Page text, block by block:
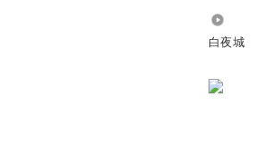
白夜城